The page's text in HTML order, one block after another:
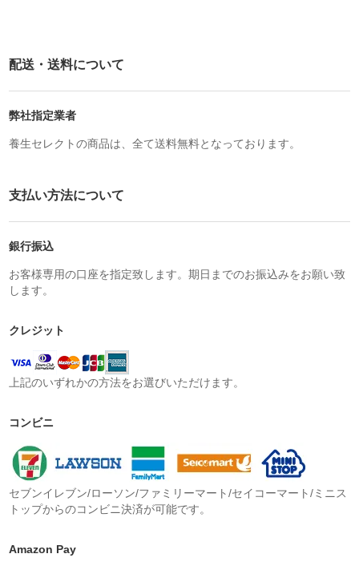
配送・送料について
弊社指定業者
養生セレクトの商品は、全て送料無料となっております。
支払い方法について
銀行振込
お客様専用の口座を指定致します。期日までのお振込みをお願い致
します。
クレジット
上記のいずれかの方法をお選びいただけます。
コンビニ
セブンイレブン/ローソン/ファミリーマート/セイコーマート/ミニス
トップからのコンビニ決済が可能です。
Amazon Pay